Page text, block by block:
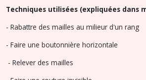
Techniques utilisées (expliquées dans
- Rabattre des mailles au milieur d'un rang
- Faire une boutonnière horizontale
- Relever des mailles